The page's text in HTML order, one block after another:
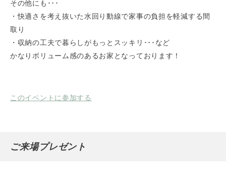
その他にも･･･
・快適さを考え抜いた水回り動線で家事の負担を軽減する間
取り
・収納の工夫で暮らしがもっとスッキリ･･･など
かなりボリューム感のあるお家となっております！
このイベントに参加する
ご来場プレゼント